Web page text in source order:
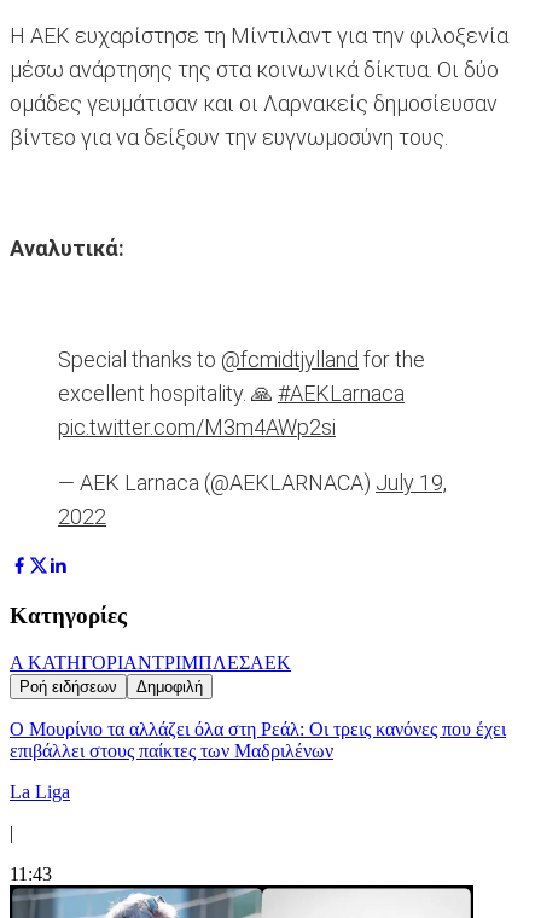
Η ΑΕΚ ευχαρίστησε τη Μίντιλαντ για την φιλοξενία
μέσω ανάρτησης της στα κοινωνικά δίκτυα. Οι δύο
ομάδες γευμάτισαν και οι Λαρνακείς δημοσίευσαν
βίντεο για να δείξουν την ευγνωμοσύνη τους.
Αναλυτικά:
Special thanks to @fcmidtjylland for the
excellent hospitality. 🙏 #AEKLarnaca
pic.twitter.com/M3m4AWp2si
— AEK Larnaca (@AEKLARNACA) July 19,
2022
Κατηγορίες
Α ΚΑΤΗΓΟΡΙΑΝΤΡΙΜΠΛΕΣΑΕΚ
Ροή ειδήσεων Δημοφιλή
Ο Μουρίνιο τα αλλάζει όλα στη Ρεάλ: Οι τρεις κανόνες που έχει
επιβάλλει στους παίκτες των Μαδριλένων
La Liga
|
11:43